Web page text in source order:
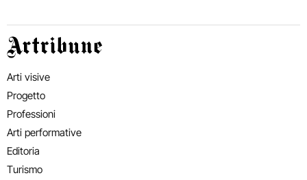
Artribune
Arti visive
Progetto
Professioni
Arti performative
Editoria
Turismo